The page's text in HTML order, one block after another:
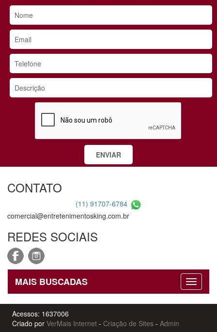
CONTATO
(11) 91707-6784
comercial@entretenimentosking.com.br
REDES SOCIAIS
MAIS BUSCADAS
Acessos: 1637006
Criado por VerMais Internet - Criação de Sites - Admin